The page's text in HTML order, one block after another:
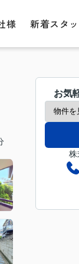
様 新着スタ
お気
株